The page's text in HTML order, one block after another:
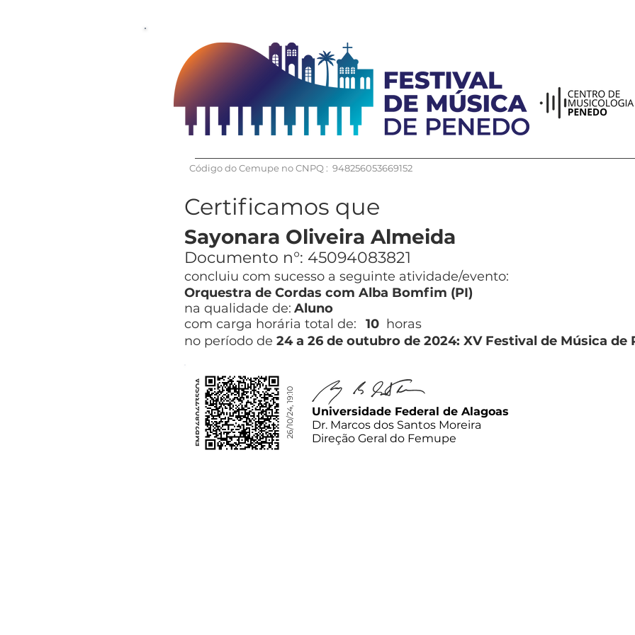
Código do Cemupe no CNPQ : 948256053669152
Certificamos que
Sayonara Oliveira Almeida
Documento n°: 45094083821
concluiu com sucesso a seguinte atividade/evento:
Orquestra de Cordas com Alba Bomfim (PI)
na qualidade de: Aluno
com carga horária total de:
10 horas
no período de 24 a 26 de outubro de 2024: XV Festival de Música de
FMP24804735SOA 26/10/24, 19:10
Universidade Federal de Alagoas
Dr. Marcos dos Santos Moreira
Direção Geral do Femupe